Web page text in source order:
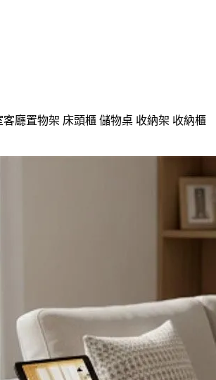
客廳置物架 床頭櫃 儲物桌 收納架 收納櫃